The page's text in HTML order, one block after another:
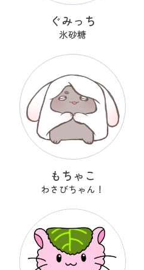
ぐみっち
氷砂糖
もちゃこ
わさびちゃん！